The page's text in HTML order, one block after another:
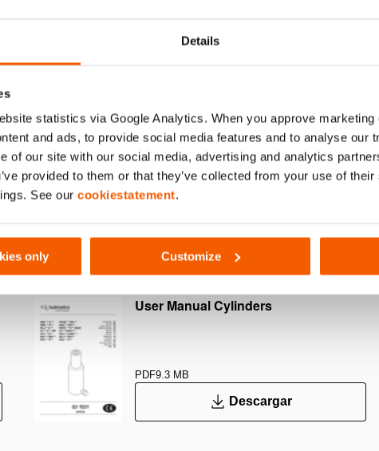
Details
statistics via Google Analytics. When you approve
and ads, to provide social media features and to analyse our
of our site with our social media, advertising and analytics
provided to them or that they’ve collected from your use of
See our cookiestatement.
only Customize
User Manual Cylinders
PDF9.3 MB
Descargar